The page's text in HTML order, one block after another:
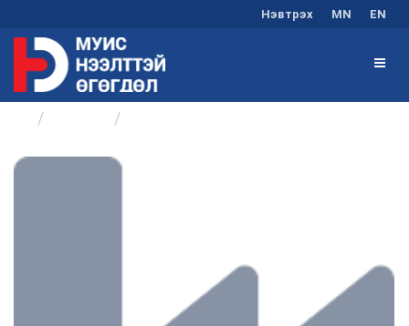
Нэвтрэх MN EN